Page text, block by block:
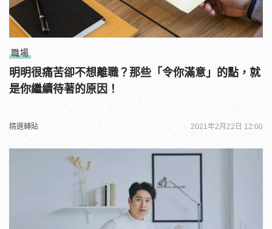
職場
明明很痛苦卻不想離職？那些「令你滿意」的點，就
是你繼續待著的原因！
精選轉貼 2021年2月22日 12:00